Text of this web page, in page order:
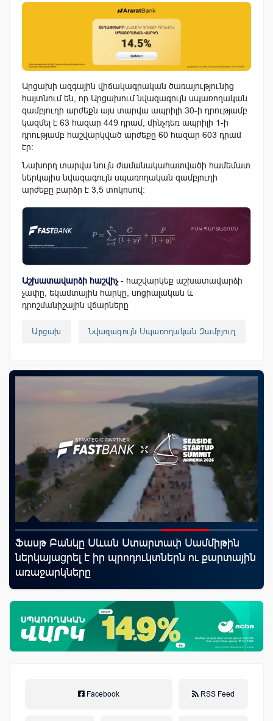
Արցախի ազգային վիճակագրական ծառայությունից
հայտնում են, որ Արցախում նվազագույն սպառողական
զամբյուղի արժեքն այս տարվա ապրիլի 30-ի դրությամբ
կազմել է 63 հազար 449 դրամ, մինչդեռ ապրիլի 1-ի
դրությամբ հաշվարկված արժեքը 60 հազար 603 դրամ
էր։
Նախորդ տարվա նույն ժամանակահատվածի համեմատ
ներկայիս նվազագույն սպառողական զամբյուղի
արժեքը բարձր է 3,5 տոկոսով:
Աշխատավարձի հաշվիչ - հաշվարկեք աշխատավարձի
չափը, եկամտային հարկը, սոցիալական և
դրոշմանիշային վճարները
Արցախ Նվազագույն Սպառողական Զամբյուղ
Ֆասթ Բանկը Սևան Ստարտափ Սամմիթին
ներկայացրել է իր պրոդուկտներն ու քարտային
առաջարկները
Facebook RSS Feed